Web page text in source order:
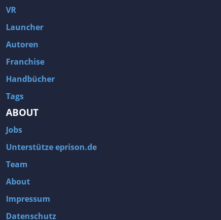
VR
Launcher
Autoren
Franchise
Handbücher
Tags
ABOUT
Jobs
Unterstütze eprison.de
Team
About
Impressum
Datenschutz